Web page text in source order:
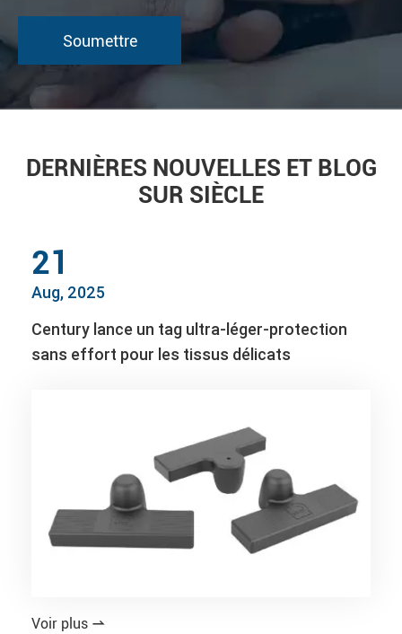
DERNIÈRES NOUVELLES ET BLOG
SUR SIÈCLE
21
Aug, 2025
Century lance un tag ultra-léger-protection
sans effort pour les tissus délicats
Voir plus 